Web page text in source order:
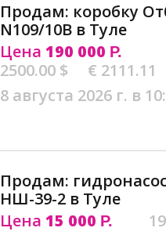
Продам: коробку
N109/10B в Туле
Цена 190 000 Р.
2500.00 $
€ 2111.11
8 августа 2026 г. в
Продам:
НШ-39-2 в Туле
Цена 15 000 Р.